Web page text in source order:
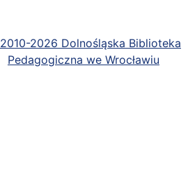
2010-2026 Dolnośląska Biblioteka
Pedagogiczna we Wrocławiu